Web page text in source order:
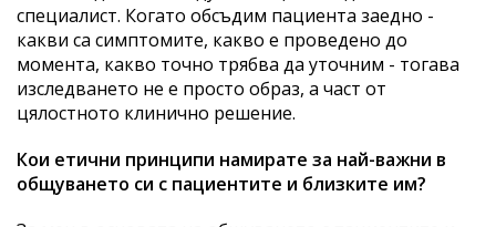
специалист. Когато обсъдим пациента заедно -
какви са симптомите, какво е проведено до
момента, какво точно трябва да уточним - тогава
изследването не е просто образ, а част от
цялостното клинично решение.
Кои етични принципи намирате за най-важни в
общуването си с пациентите и близките им?